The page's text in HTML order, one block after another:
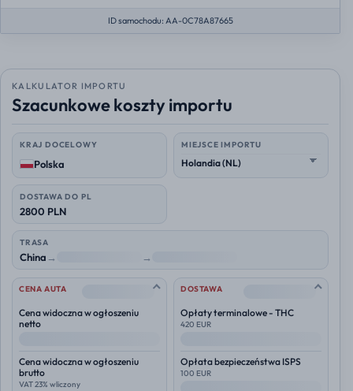
ID samochodu: AA-0C78A87665
KALKULATOR IMPORTU
Szacunkowe koszty importu
KRAJ DOCELOWY
Polska
MIEJSCE IMPORTU
DOSTAWA DO PL
2800 PLN
TRASA
China→ →
CENA AUTA --
Cena widoczna w ogłoszeniu
netto
Cena widoczna w ogłoszeniu
brutto
VAT 23% wliczony
DOSTAWA --
Opłaty terminalowe - THC
420 EUR
Opłata bezpieczeństwa ISPS
100 EUR